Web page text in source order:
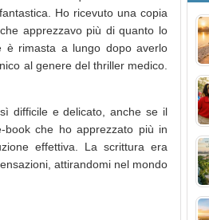
Ho ricevuto una copia
apprezzavo più di quanto lo
è rimasta a lungo dopo averlo
al genere del thriller medico.
difficile e delicato, anche se il
che ho apprezzato più in
effettiva. La scrittura era
attirandomi nel mondo